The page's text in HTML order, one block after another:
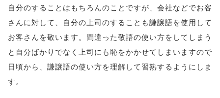
自分のすることはもちろんのことですが、会社などでお客
さんに対して、自分の上司のすることも謙譲語を使用して
お客さんを敬います。間違った敬語の使い方をしてしまう
と自分ばかりでなく上司にも恥をかかせてしまいますので
日頃から、謙譲語の使い方を理解して習熟するようにしま
す。